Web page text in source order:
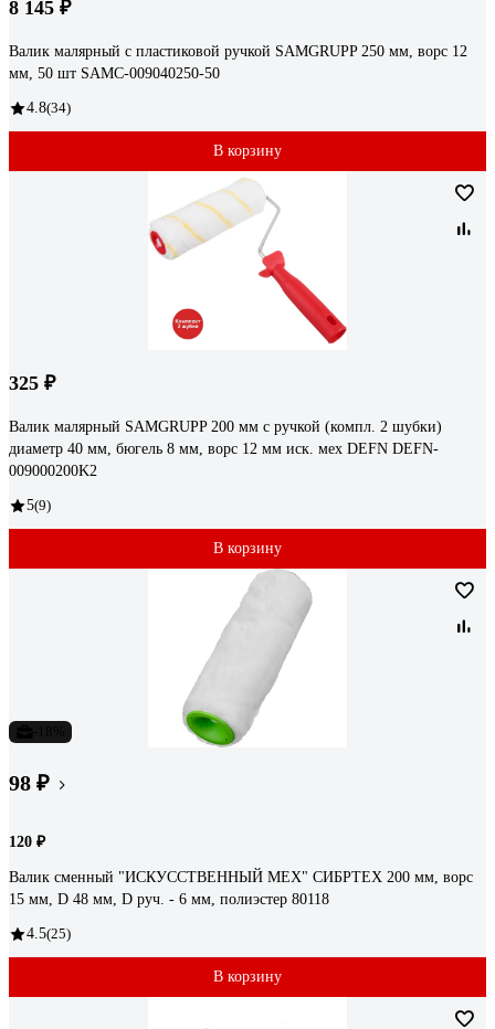
8 145 ₽
Валик малярный с пластиковой ручкой SAMGRUPP 250 мм, ворс 12
мм, 50 шт SAMC-009040250-50
4.8(34)
В корзину
325 ₽
Валик малярный SAMGRUPP 200 мм с ручкой (компл. 2 шубки)
диаметр 40 мм, бюгель 8 мм, ворс 12 мм иск. мех DEFN DEFN-
009000200K2
5(9)
В корзину
98 ₽
120 ₽
Валик сменный "ИСКУССТВЕННЫЙ МЕХ" СИБРТЕХ 200 мм, ворс
15 мм, D 48 мм, D руч. - 6 мм, полиэстер 80118
4.5(25)
В корзину